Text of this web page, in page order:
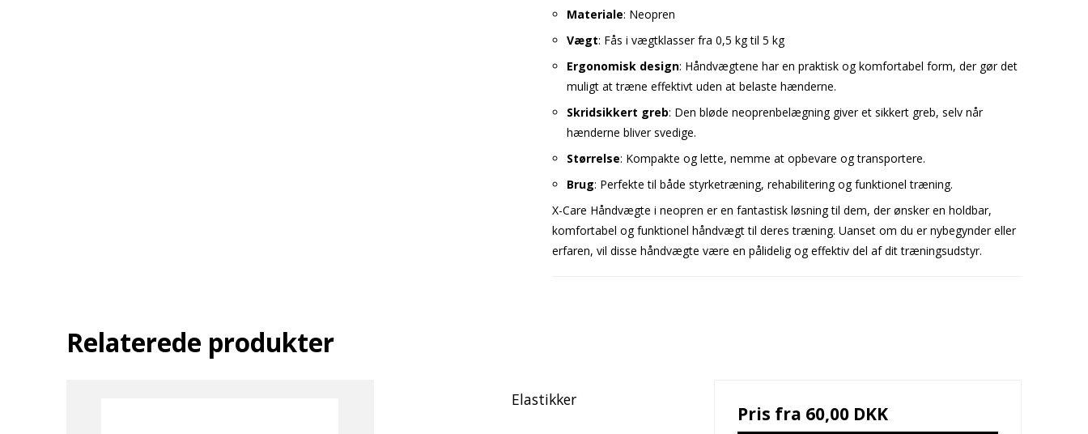
Materiale: Neopren
Vægt: Fås i vægtklasser fra 0,5 kg til 5 kg
Ergonomisk design: Håndvægtene har en praktisk og komfortabel form, der gør det
muligt at træne effektivt uden at belaste hænderne.
Skridsikkert greb: Den bløde neoprenbelægning giver et sikkert greb, selv når
hænderne bliver svedige.
Størrelse: Kompakte og lette, nemme at opbevare og transportere.
Brug: Perfekte til både styrketræning, rehabilitering og funktionel træning.
X-Care Håndvægte i neopren er en fantastisk løsning til dem, der ønsker en holdbar,
komfortabel og funktionel håndvægt til deres træning. Uanset om du er nybegynder eller
erfaren, vil disse håndvægte være en pålidelig og effektiv del af dit træningsudstyr.
Relaterede produkter
Elastikker
Pris fra 60,00 DKK